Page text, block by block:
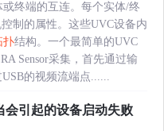
终端的互连。每个实体/终
制的属性。这些UVC设备内
扑结构。一个最简单的UVC
Sensor采集，首先通过输
的视频流端点......
引起的设备启动失败